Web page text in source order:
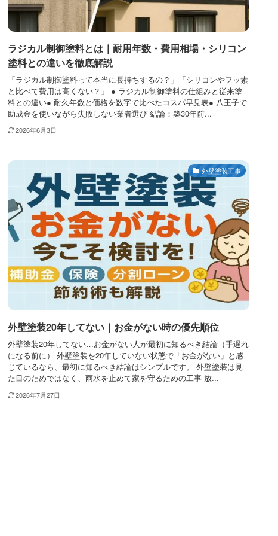
ラジカル制御塗料とは｜耐用年数・費用相場・シリコン
塗料との違いを徹底解説
「ラジカル制御塗料って本当に長持ちするの？」「シリコンやフッ素
と比べて費用は高くない？」 ● ラジカル制御塗料の仕組みと従来塗
料との違い● 耐久年数と価格を数字で比べたコスパ早見表● 八王子で
助成金を使いながら失敗しない業者選び 結論：築30年前...
2026年6月3日
外壁塗装工事
外壁塗装20年してない｜お金がない時の優先順位
外壁塗装20年してない…お金がない人が最初に知るべき結論（手遅れ
になる前に） 外壁塗装を20年していない状態で「お金がない」と感
じているなら、最初に知るべき結論はシンプルです。 外壁塗装は見
た目のためではなく、雨水を止めて家を守るための工事 放...
2026年7月27日